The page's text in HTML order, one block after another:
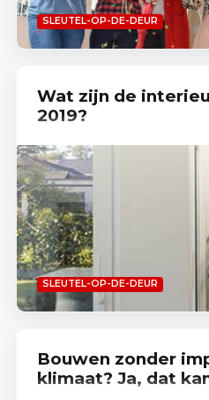
SLEUTEL-OP-DE-DEUR
Wat zijn de
2019?
SLEUTEL-OP-DE-DEUR
Bouwen zonder
klimaat? Ja, dat